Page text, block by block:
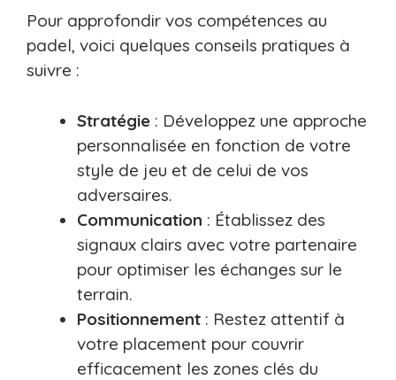
Pour approfondir vos compétences au
padel, voici quelques conseils pratiques à
suivre :
Stratégie : Développez une approche
personnalisée en fonction de votre
style de jeu et de celui de vos
adversaires.
Communication : Établissez des
signaux clairs avec votre partenaire
pour optimiser les échanges sur le
terrain.
Positionnement : Restez attentif à
votre placement pour couvrir
efficacement les zones clés du